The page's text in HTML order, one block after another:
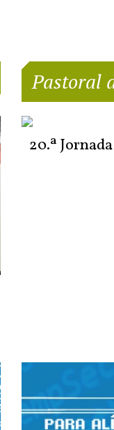
Pastoral
20.ª